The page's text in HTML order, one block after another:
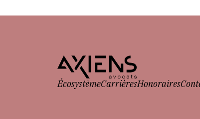
ÉcosystèmeCarrièresHonoraires